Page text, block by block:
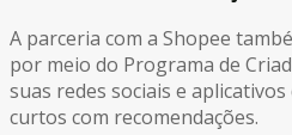
A parceria com a Shopee
por meio do Programa de
suas redes sociais e
curtos com recomendações.